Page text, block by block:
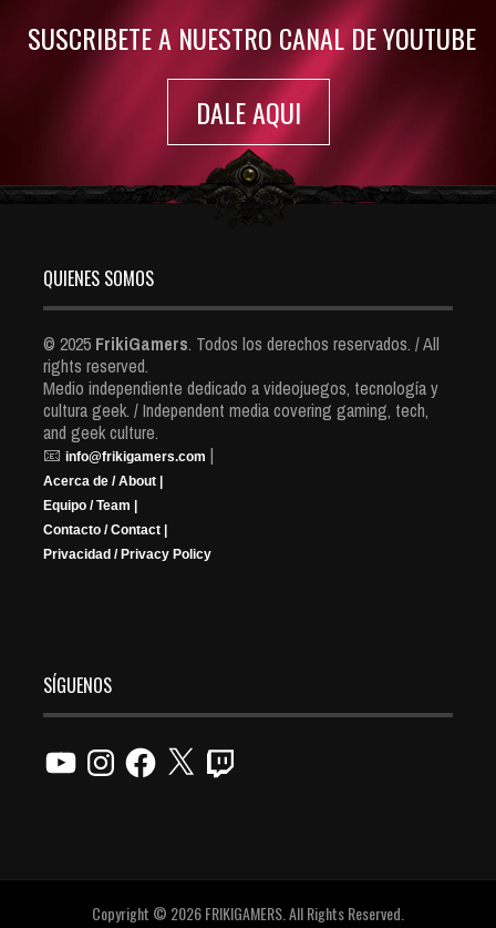
SUSCRIBETE A NUESTRO CANAL DE YOUTUBE
DALE AQUI
QUIENES SOMOS
© 2025 FrikiGamers. Todos los derechos reservados. / All
rights reserved.
Medio independiente dedicado a videojuegos, tecnología y
cultura geek. / Independent media covering gaming, tech,
and geek culture.
📧 info@frikigamers.com |
Acerca de / About |
Equipo / Team |
Contacto / Contact |
Privacidad / Privacy Policy
SÍGUENOS
YouTubeInstagramFacebook
X Twitch
Copyright © 2026 FRIKIGAMERS. All Rights Reserved.